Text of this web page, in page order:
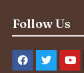
Follow Us